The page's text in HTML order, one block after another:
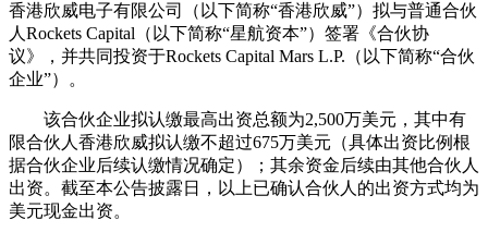
香港欣威电子有限公司（以下简称“香港欣威”）拟与普通合伙
人Rockets Capital（以下简称“星航资本”）签署《合伙协
议》，并共同投资于Rockets Capital Mars L.P.（以下简称“合伙
企业”）。
该合伙企业拟认缴最高出资总额为2,500万美元，其中有
限合伙人香港欣威拟认缴不超过675万美元（具体出资比例根
据合伙企业后续认缴情况确定）；其余资金后续由其他合伙人
出资。截至本公告披露日，以上已确认合伙人的出资方式均为
美元现金出资。